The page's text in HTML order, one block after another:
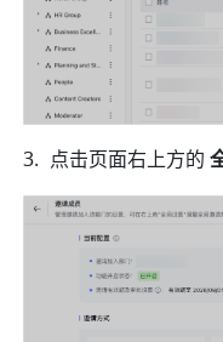
点击页面右上方的